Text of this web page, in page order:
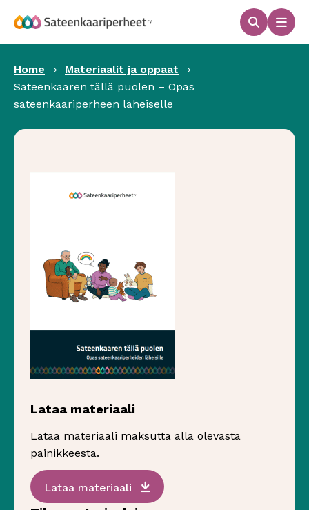
sisältöön
Haku
Home
Materiaalit ja oppaat
Sateenkaaren tällä puolen – Opas
sateenkaariperheen läheiselle
Lataa materiaali
Lataa materiaali maksutta alla olevasta
painikkeesta.
Lataa materiaali Sivu avautuu uudessa ikkunassa